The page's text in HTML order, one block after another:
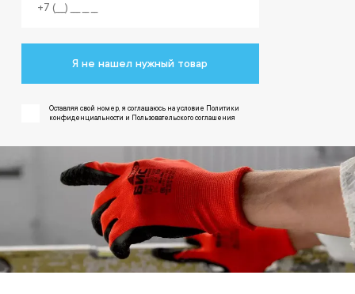
Я не нашел нужный товар
Оставляя свой номер, я соглашаюсь на условие Политики
конфиденциальности и Пользовательского соглашения